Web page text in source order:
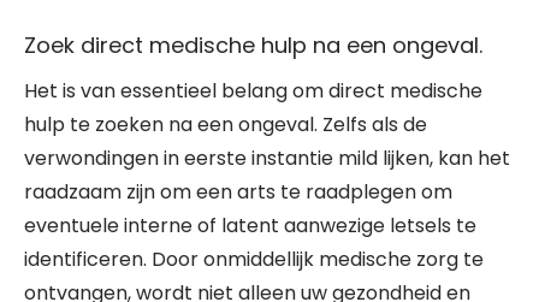
Zoek direct medische hulp na een ongeval.
Het is van essentieel belang om direct medische
hulp te zoeken na een ongeval. Zelfs als de
verwondingen in eerste instantie mild lijken, kan het
raadzaam zijn om een arts te raadplegen om
eventuele interne of latent aanwezige letsels te
identificeren. Door onmiddellijk medische zorg te
ontvangen, wordt niet alleen uw gezondheid en